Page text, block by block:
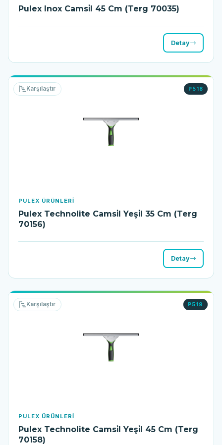
Pulex Inox Camsi̇l 45 Cm (Terg 70035)
Detay
P518
Karşılaştır
PULEX ÜRÜNLERI
Pulex Technolite Camsi̇l Yeşi̇l 35 Cm (Terg
70156)
Detay
P519
Karşılaştır
PULEX ÜRÜNLERI
Pulex Technolite Camsi̇l Yeşi̇l 45 Cm (Terg
70158)